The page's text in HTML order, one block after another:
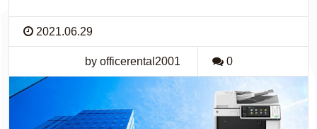
2021.06.29
by officerental2001 0